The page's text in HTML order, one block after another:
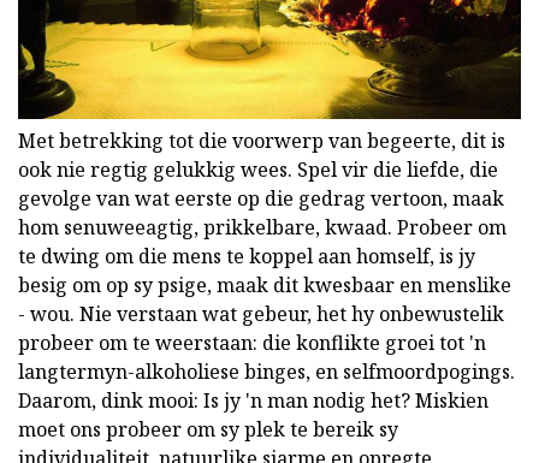
Met betrekking tot die voorwerp van begeerte, dit is
ook nie regtig gelukkig wees. Spel vir die liefde, die
gevolge van wat eerste op die gedrag vertoon, maak
hom senuweeagtig, prikkelbare, kwaad. Probeer om
te dwing om die mens te koppel aan homself, is jy
besig om op sy psige, maak dit kwesbaar en menslike
- wou. Nie verstaan wat gebeur, het hy onbewustelik
probeer om te weerstaan: die konflikte groei tot 'n
langtermyn-alkoholiese binges, en selfmoordpogings.
Daarom, dink mooi: Is jy 'n man nodig het? Miskien
moet ons probeer om sy plek te bereik sy